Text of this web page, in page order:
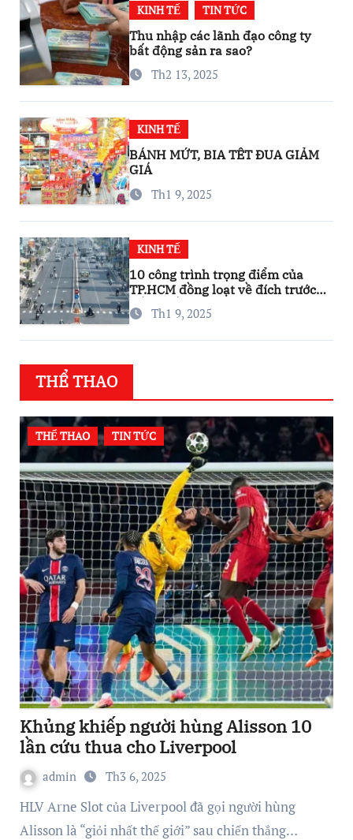
KINH TẾ TIN TỨC
Thu nhập các lãnh đạo công ty
bất động sản ra sao?
Th2 13, 2025
KINH TẾ
BÁNH MỨT, BIA TẾT ĐUA GIẢM
GIÁ
Th1 9, 2025
KINH TẾ
10 công trình trọng điểm của
TP.HCM đồng loạt về đích trước
thềm Tết Nguyên đán
Th1 9, 2025
THỂ THAO
THỂ THAO TIN TỨC
Khủng khiếp người hùng Alisson 10
lần cứu thua cho Liverpool
admin Th3 6, 2025
HLV Arne Slot của Liverpool đã gọi người hùng
Alisson là “giỏi nhất thế giới” sau chiến thắng…